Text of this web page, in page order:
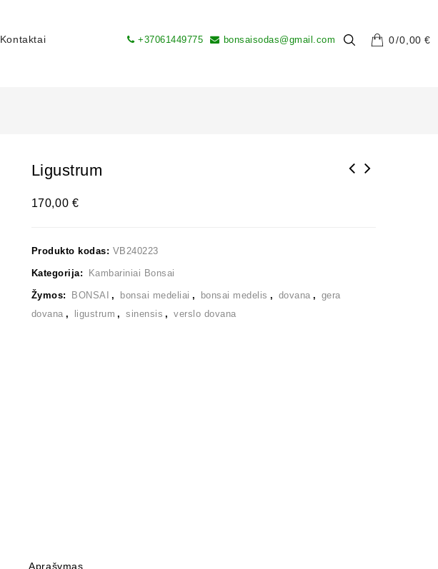
Kontaktai 0 0,00€
+37061449775 bonsaisodas@gmail.com
Ligustrum
170,00 €
Produkto kodas: VB240223
Kategorija: Kambariniai Bonsai
Žymos: BONSAI , bonsai medeliai , bonsai medelis , dovana , gera
dovana , ligustrum , sinensis , verslo dovana
Aprašymas